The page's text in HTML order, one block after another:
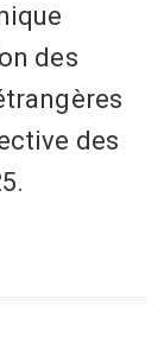
des
des